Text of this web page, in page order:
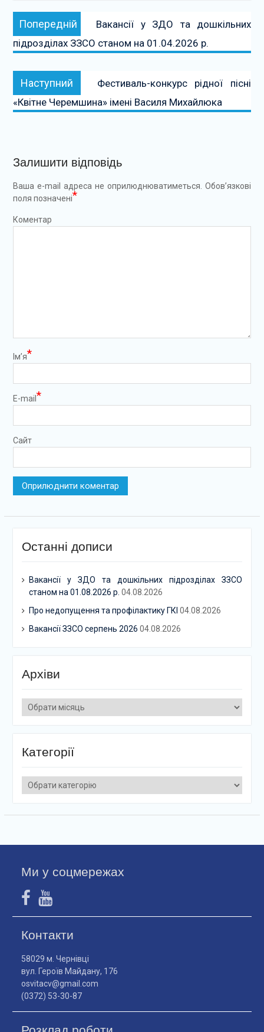
Навігація
записів
Попередній Попередній:
Вакансії у ЗДО та дошкільних
підрозділах ЗЗСО станом на 01.04.2026 р.
Наступний Наступний:
Фестиваль-конкурс рідної пісні
«Квітне Черемшина» імені Василя Михайлюка
Залишити відповідь
Ваша e-mail адреса не оприлюднюватиметься. Обов’язкові
поля позначені*
Коментар
Ім’я*
E-mail *
Сайт
Останні дописи
Вакансії у ЗДО та дошкільних підрозділах ЗЗСО
станом на 01.08.2026 р. 04.08.2026
Про недопущення та профілактику ГКІ 04.08.2026
Вакансії ЗЗСО серпень 2026 04.08.2026
Архіви
Архіви
Категорії
Категорії
Ми у соцмережах
Контакти
58029 м. Чернівці
вул. Героїв Майдану, 176
osvitacv@gmail.com
(0372) 53-30-87